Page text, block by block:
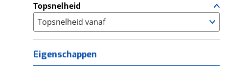
Topsnelheid
Topsnelheid vanaf
Eigenschappen